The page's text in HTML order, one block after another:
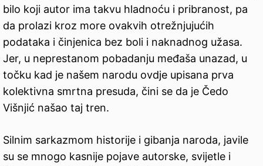
bilo koji autor ima takvu hladnoću i pribranost, pa
da prolazi kroz more ovakvih otrežnjujućih
podataka i činjenica bez boli i naknadnog užasa.
Jer, u neprestanom pobadanju međaša unazad, u
točku kad je našem narodu ovdje upisana prva
kolektivna smrtna presuda, čini se da je Čedo
Višnjić našao taj tren.
Silnim sarkazmom historije i gibanja naroda, javile
su se mnogo kasnije pojave autorske, svijetle i